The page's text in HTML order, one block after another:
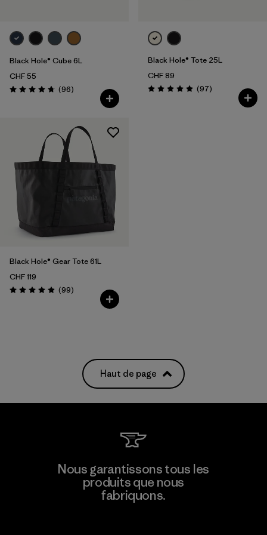
Black Hole® Cube 6L
CHF 55
Évaluation: 4.8 / 5
(96Avis
)
Black Hole® Tote 25L
CHF 89
Évaluation: 5.0 / 5
(97Avis
)
Black Hole® Gear Tote 61L
CHF 119
Évaluation: 4.9 / 5
(99Avis
)
Haut de page
Nous garantissons tous les
produits que nous
fabriquons.